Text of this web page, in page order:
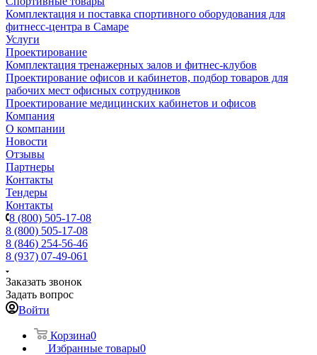
Комплектация и поставка спортивного оборудования для
фитнесс-центра в Самаре
Услуги
Проектирование
Комплектация тренажерных залов и фитнес-клубов
Проектирование офисов и кабинетов, подбор товаров для
рабочих мест офисных сотрудников
Проектирование медицинских кабинетов и офисов
Компания
О компании
Новости
Отзывы
Партнеры
Контакты
Тендеры
Контакты
8 (800) 505-17-08
8 (800) 505-17-08
8 (846) 254-56-46
8 (937) 07-49-061
Заказать звонок
Задать вопрос
Войти
Корзина0
Избранные товары0